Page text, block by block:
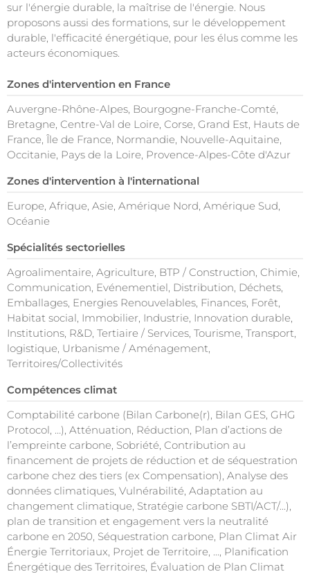
sur l'énergie durable, la maîtrise de l'énergie. Nous
proposons aussi des formations, sur le développement
durable, l'efficacité énergétique, pour les élus comme les
acteurs économiques.
Zones d'intervention en France
Auvergne-Rhône-Alpes, Bourgogne-Franche-Comté,
Bretagne, Centre-Val de Loire, Corse, Grand Est, Hauts de
France, Île de France, Normandie, Nouvelle-Aquitaine,
Occitanie, Pays de la Loire, Provence-Alpes-Côte d'Azur
Zones d'intervention à l'international
Europe, Afrique, Asie, Amérique Nord, Amérique Sud,
Océanie
Spécialités sectorielles
Agroalimentaire, Agriculture, BTP / Construction, Chimie,
Communication, Evénementiel, Distribution, Déchets,
Emballages, Energies Renouvelables, Finances, Forêt,
Habitat social, Immobilier, Industrie, Innovation durable,
Institutions, R&D, Tertiaire / Services, Tourisme, Transport,
logistique, Urbanisme / Aménagement,
Territoires/Collectivités
Compétences climat
Comptabilité carbone (Bilan Carbone(r), Bilan GES, GHG
Protocol, …), Atténuation, Réduction, Plan d’actions de
l’empreinte carbone, Sobriété, Contribution au
financement de projets de réduction et de séquestration
carbone chez des tiers (ex Compensation), Analyse des
données climatiques, Vulnérabilité, Adaptation au
changement climatique, Stratégie carbone SBTI/ACT/...),
plan de transition et engagement vers la neutralité
carbone en 2050, Séquestration carbone, Plan Climat Air
Énergie Territoriaux, Projet de Territoire, ..., Planification
Énergétique des Territoires, Évaluation de Plan Climat